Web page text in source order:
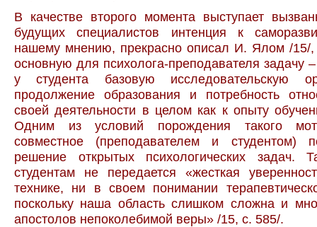
В качестве второго момента выступает
будущих специалистов интенция к
нашему мнению, прекрасно описал И. Ялом /15/,
основную для психолога-преподавателя задачу
у студента базовую исследовательскую
продолжение образования и потребность
своей деятельности в целом как к опыту
Одним из условий порождения такого
совместное (преподавателем и студентом)
решение открытых психологических задач.
студентам не передается «жесткая
технике, ни в своем понимании
поскольку наша область слишком сложна и
апостолов непоколебимой веры» /15, с. 585/.